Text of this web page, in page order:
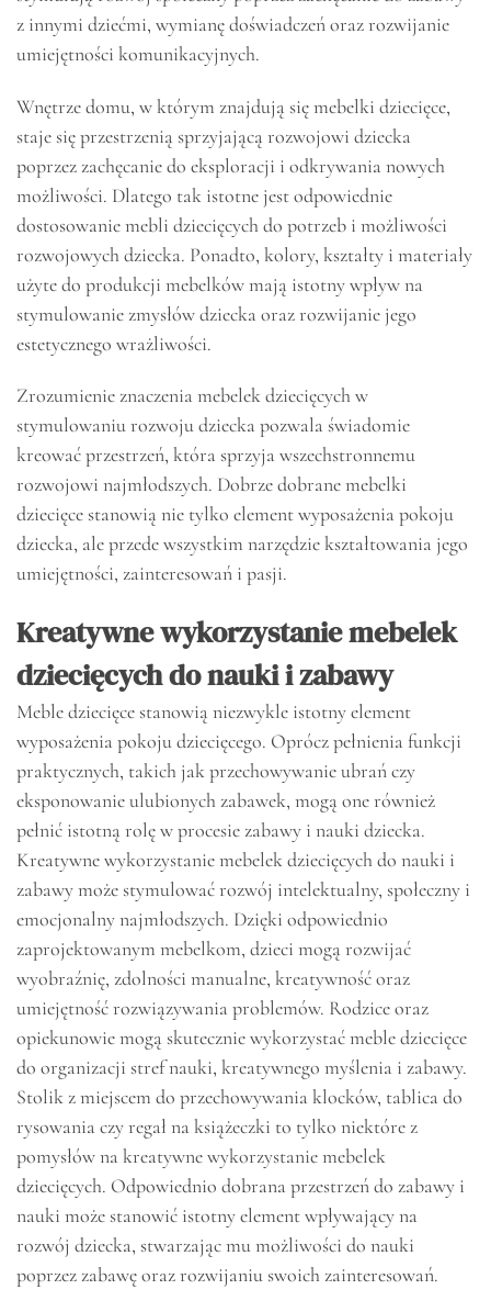
z innymi dziećmi, wymianę doświadczeń oraz rozwijanie
umiejętności komunikacyjnych.
Wnętrze domu, w którym znajdują się mebelki dziecięce,
staje się przestrzenią sprzyjającą rozwojowi dziecka
poprzez zachęcanie do eksploracji i odkrywania nowych
możliwości. Dlatego tak istotne jest odpowiednie
dostosowanie mebli dziecięcych do potrzeb i możliwości
rozwojowych dziecka. Ponadto, kolory, kształty i materiały
użyte do produkcji mebelków mają istotny wpływ na
stymulowanie zmysłów dziecka oraz rozwijanie jego
estetycznego wrażliwości.
Zrozumienie znaczenia mebelek dziecięcych w
stymulowaniu rozwoju dziecka pozwala świadomie
kreować przestrzeń, która sprzyja wszechstronnemu
rozwojowi najmłodszych. Dobrze dobrane mebelki
dziecięce stanowią nie tylko element wyposażenia pokoju
dziecka, ale przede wszystkim narzędzie kształtowania jego
umiejętności, zainteresowań i pasji.
Kreatywne wykorzystanie mebelek
dziecięcych do nauki i zabawy
Meble dziecięce stanowią niezwykle istotny element
wyposażenia pokoju dziecięcego. Oprócz pełnienia funkcji
praktycznych, takich jak przechowywanie ubrań czy
eksponowanie ulubionych zabawek, mogą one również
pełnić istotną rolę w procesie zabawy i nauki dziecka.
Kreatywne wykorzystanie mebelek dziecięcych do nauki i
zabawy może stymulować rozwój intelektualny, społeczny i
emocjonalny najmłodszych. Dzięki odpowiednio
zaprojektowanym mebelkom, dzieci mogą rozwijać
wyobraźnię, zdolności manualne, kreatywność oraz
umiejętność rozwiązywania problemów. Rodzice oraz
opiekunowie mogą skutecznie wykorzystać meble dziecięce
do organizacji stref nauki, kreatywnego myślenia i zabawy.
Stolik z miejscem do przechowywania klocków, tablica do
rysowania czy regał na książeczki to tylko niektóre z
pomysłów na kreatywne wykorzystanie mebelek
dziecięcych. Odpowiednio dobrana przestrzeń do zabawy i
nauki może stanowić istotny element wpływający na
rozwój dziecka, stwarzając mu możliwości do nauki
poprzez zabawę oraz rozwijaniu swoich zainteresowań.